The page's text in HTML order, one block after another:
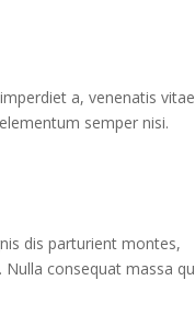
a, venenatis
semper nisi.
dis parturient montes,
consequat massa